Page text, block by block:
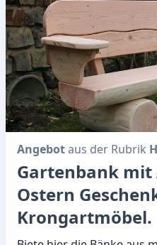
Angebotaus der Rubrik
Gartenbank
Ostern
Krongartmöbel.